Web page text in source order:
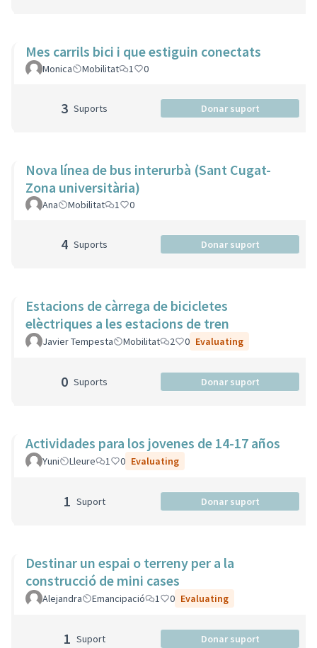
Mes carrils bici i que estiguin conectats
Monica Mobilitat 1 0
3 Suports Donar suport
Nova línea de bus interurbà (Sant Cugat-
Zona universitària)
Ana Mobilitat 1 0
4 Suports Donar suport
Estacions de càrrega de bicicletes
elèctriques a les estacions de tren
Javier Tempesta Mobilitat 2 0 Evaluating
0 Suports Donar suport
Actividades para los jovenes de 14-17 años
Yuni Lleure 1 0 Evaluating
1 Suport Donar suport
Destinar un espai o terreny per a la
construcció de mini cases
Alejandra Emancipació 1 0 Evaluating
1 Suport Donar suport